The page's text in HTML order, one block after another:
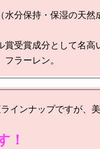
水分保持・保湿の天然
賞受賞成分として名高
インナップですが、
！